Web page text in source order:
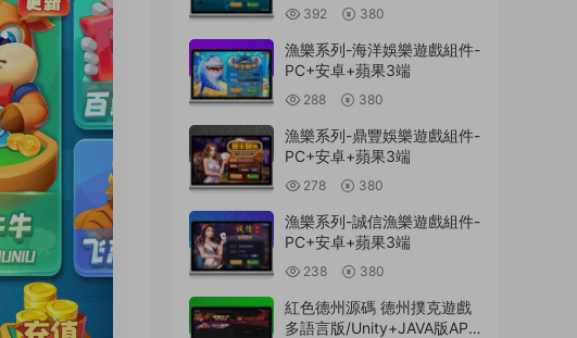
392 380
漁樂系列-海洋娛樂遊戲組件-
PC+安卓+蘋果3端
288 380
漁樂系列-鼎豐娛樂遊戲組件-
PC+安卓+蘋果3端
278 380
漁樂系列-誠信漁樂遊戲組件-
PC+安卓+蘋果3端
238 380
紅色德州源碼 德州撲克遊戲
多語言版/Unity+JAVA版APP